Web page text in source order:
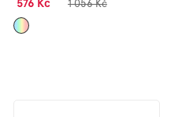
576 Kč 1 056 Kč
Mix